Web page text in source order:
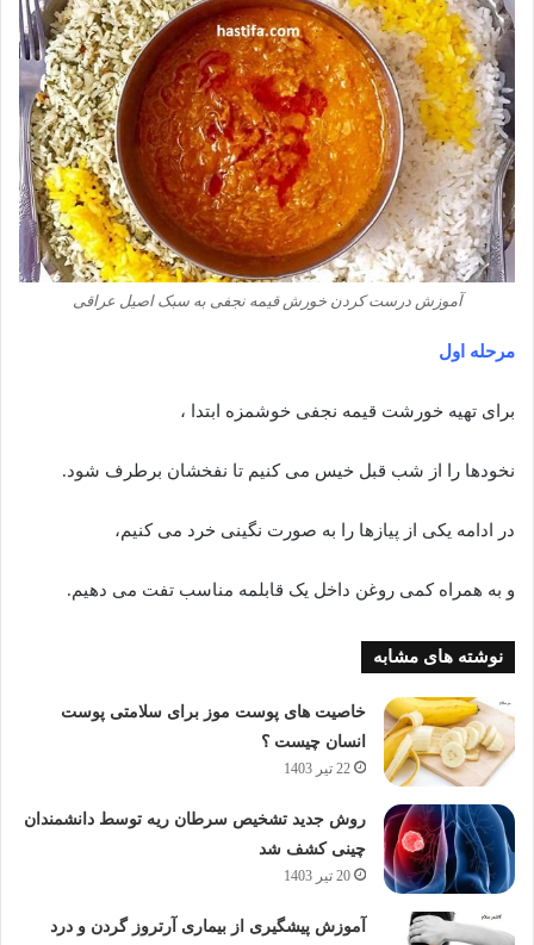
آموزش درست کردن خورش قیمه نجفی به سبک اصیل عراقی
مرحله اول
برای تهیه خورشت قیمه نجفی خوشمزه ابتدا ،
نخودها را از شب قبل خیس می کنیم تا نفخشان برطرف شود.
در ادامه یکی از پیازها را به صورت نگینی خرد می کنیم،
و به همراه کمی روغن داخل یک قابلمه مناسب تفت می دهیم.
نوشته های مشابه
خاصیت های پوست موز برای سلامتی پوست
انسان چیست ؟
22 تیر 1403
روش جدید تشخیص سرطان ریه توسط دانشمندان
چینی کشف شد
20 تیر 1403
آموزش پیشگیری از بیماری آرتروز گردن و درد